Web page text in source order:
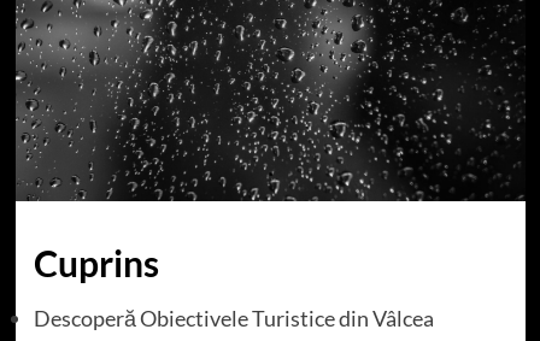
Cuprins
Descoperă Obiectivele Turistice din Vâlcea